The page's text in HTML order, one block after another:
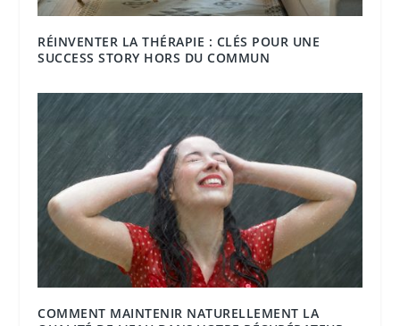
RÉINVENTER LA THÉRAPIE : CLÉS POUR UNE
SUCCESS STORY HORS DU COMMUN
COMMENT MAINTENIR NATURELLEMENT LA